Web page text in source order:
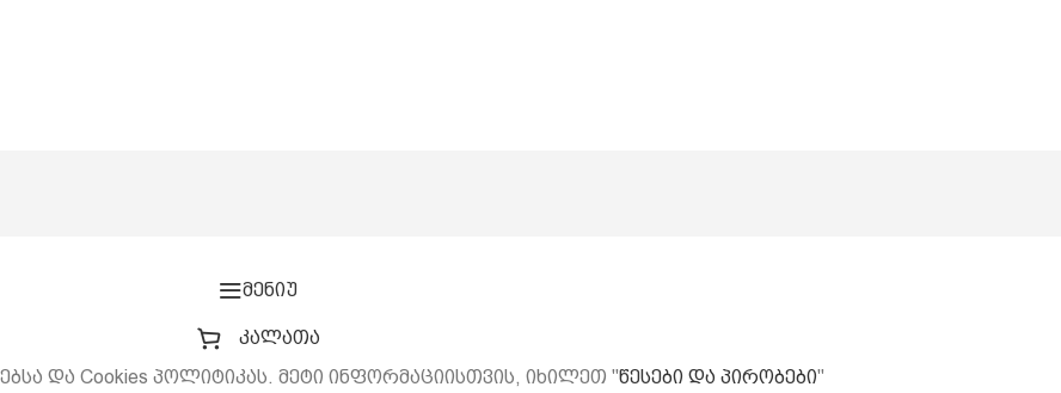
მენიუ
კალათა
და Cookies პოლიტიკას. მეტი ინფორმაციისთვის, იხილეთ "წესები და პირობები"